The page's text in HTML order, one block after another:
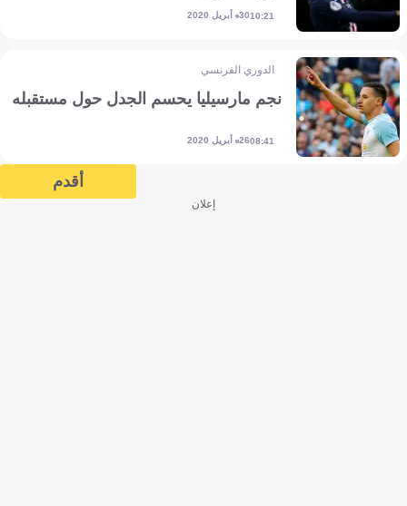
10:2130 أبريل 2020
الدوري الفرنسي
نجم مارسيليا يحسم الجدل حول مستقبله
08:4126 أبريل 2020
أقدم
إعلان